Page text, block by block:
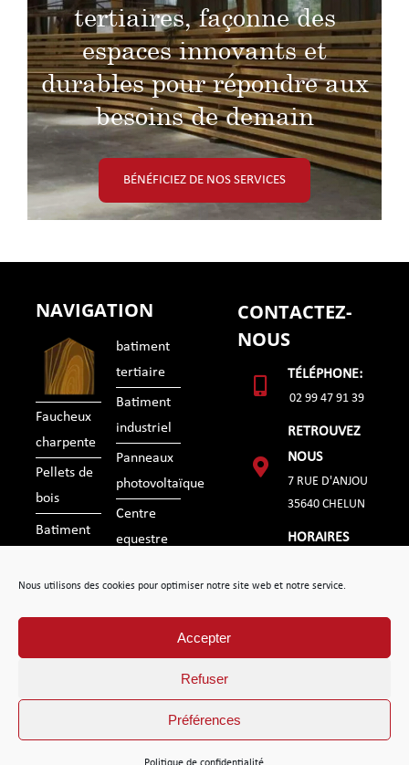
Nous utilisons des cookies pour optimiser notre site web et notre service.
Accepter
Refuser
Préférences
tertiaires, façonne des
espaces innovants et
durables pour répondre aux
besoins de demain
BÉNÉFICIEZ DE NOS SERVICES
NAVIGATION
Faucheux
charpente
Pellets de
bois
Batiment
batiment
tertiaire
Batiment
industriel
Panneaux
photovoltaïque
Centre
equestre
CONTACTEZ-
NOUS
TÉLÉPHONE:
02 99 47 91 39
RETROUVEZ
NOUS
7 RUE D'ANJOU
35640 CHELUN
HORAIRES
vendredi
de 07h30 à